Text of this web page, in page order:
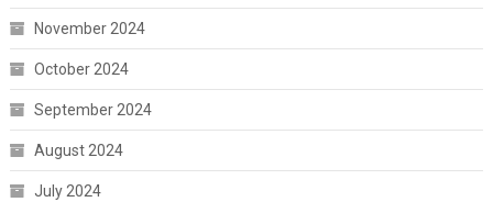
November 2024
October 2024
September 2024
August 2024
July 2024